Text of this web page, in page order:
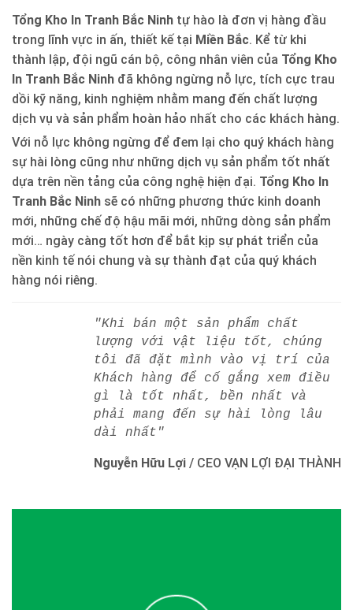
Tổng Kho In Tranh Bắc Ninh tự hào là đơn vị hàng đầu
trong lĩnh vực in ấn, thiết kế tại Miền Bắc. Kể từ khi
thành lập, đội ngũ cán bộ, công nhân viên của Tổng Kho
In Tranh Bắc Ninh đã không ngừng nỗ lực, tích cực trau
dồi kỹ năng, kinh nghiệm nhằm mang đến chất lượng
dịch vụ và sản phẩm hoàn hảo nhất cho các khách hàng.
Với nỗ lực không ngừng để đem lại cho quý khách hàng
sự hài lòng cũng như những dịch vụ sản phẩm tốt nhất
dựa trên nền tảng của công nghệ hiện đại. Tổng Kho In
Tranh Bắc Ninh sẽ có những phương thức kinh doanh
mới, những chế độ hậu mãi mới, những dòng sản phẩm
mới… ngày càng tốt hơn để bắt kịp sự phát triển của
nền kinh tế nói chung và sự thành đạt của quý khách
hàng nói riêng.
"Khi bán một sản phẩm chất
lượng với vật liệu tốt, chúng
tôi đã đặt mình vào vị trí của
Khách hàng để cố gắng xem điều
gì là tốt nhất, bền nhất và
phải mang đến sự hài lòng lâu
dài nhất"
Nguyễn Hữu Lợi / CEO VẠN LỢI ĐẠI THÀNH